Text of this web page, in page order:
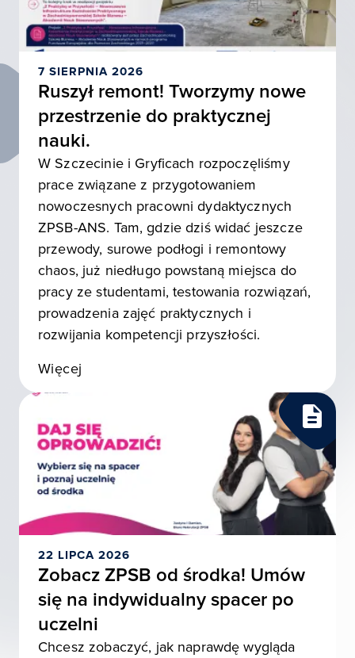
7 SIERPNIA 2026
Ruszył remont! Tworzymy nowe
przestrzenie do praktycznej
nauki.
W Szczecinie i Gryficach rozpoczęliśmy
prace związane z przygotowaniem
nowoczesnych pracowni dydaktycznych
ZPSB-ANS. Tam, gdzie dziś widać jeszcze
przewody, surowe podłogi i remontowy
chaos, już niedługo powstaną miejsca do
pracy ze studentami, testowania rozwiązań,
prowadzenia zajęć praktycznych i
rozwijania kompetencji przyszłości.
Więcej
22 LIPCA 2026
Zobacz ZPSB od środka! Umów
się na indywidualny spacer po
uczelni
Chcesz zobaczyć, jak naprawdę wygląda